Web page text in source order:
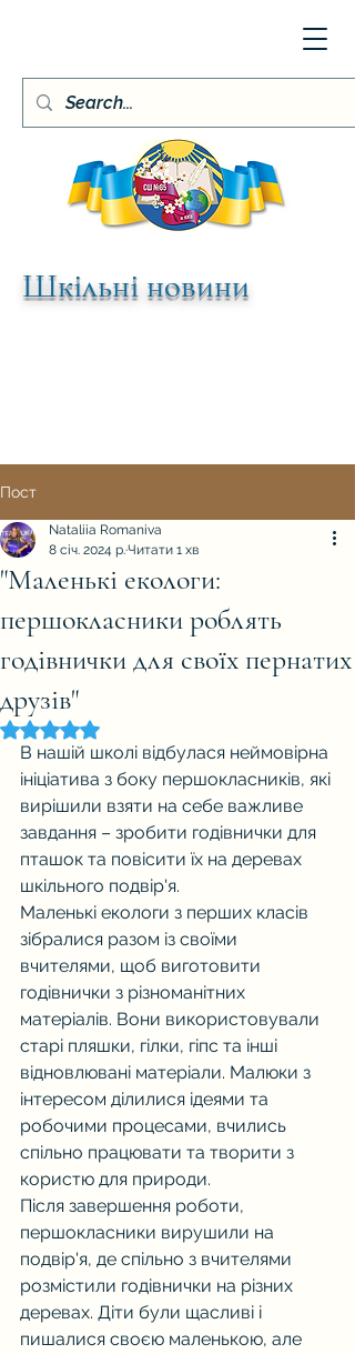
Шкільні новини
Пост
"Маленькі екологи:
першокласники роблять
годівнички для своїх пернатих
друзів"
Nataliia Romaniva
8 січ. 2024 р.Читати 1 хв
Оцінка: NaN з 5 зірок.
В нашій школі відбулася неймовірна
ініціатива з боку першокласників, які
вирішили взяти на себе важливе
завдання – зробити годівнички для
пташок та повісити їх на деревах
шкільного подвір'я.
Маленькі екологи з перших класів
зібралися разом із своїми
вчителями, щоб виготовити
годівнички з різноманітних
матеріалів. Вони використовували
старі пляшки, гілки, гіпс та інші
відновлювані матеріали. Малюки з
інтересом ділилися ідеями та
робочими процесами, вчились
спільно працювати та творити з
користю для природи.
Після завершення роботи,
першокласники вирушили на
подвір'я, де спільно з вчителями
розмістили годівнички на різних
деревах. Діти були щасливі і
пишалися своєю маленькою, але